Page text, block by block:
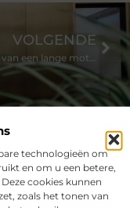
technologieën om
en om u een betere,
cookies kunnen
zoals het tonen van
VOLGENDE
Genieten van een lange motorvakantie